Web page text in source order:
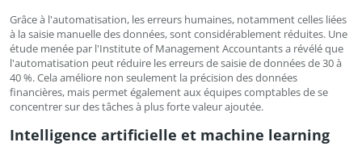
Grâce à l'automatisation, les erreurs humaines, notamment celles liées
à la saisie manuelle des données, sont considérablement réduites. Une
étude menée par l'Institute of Management Accountants a révélé que
l'automatisation peut réduire les erreurs de saisie de données de 30 à
40 %. Cela améliore non seulement la précision des données
financières, mais permet également aux équipes comptables de se
concentrer sur des tâches à plus forte valeur ajoutée.
Intelligence artificielle et machine learning